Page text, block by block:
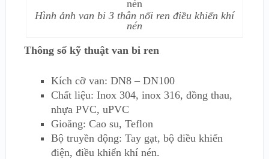
Hình ảnh van bi 3 thân nối ren điều khiển khí
nén
Thông số kỹ thuật van bi ren
Kích cỡ van: DN8 – DN100
Chất liệu: Inox 304, inox 316, đồng thau,
nhựa PVC, uPVC
Gioăng: Cao su, Teflon
Bộ truyền động: Tay gạt, bộ điều khiển
điện, điều khiển khí nén.